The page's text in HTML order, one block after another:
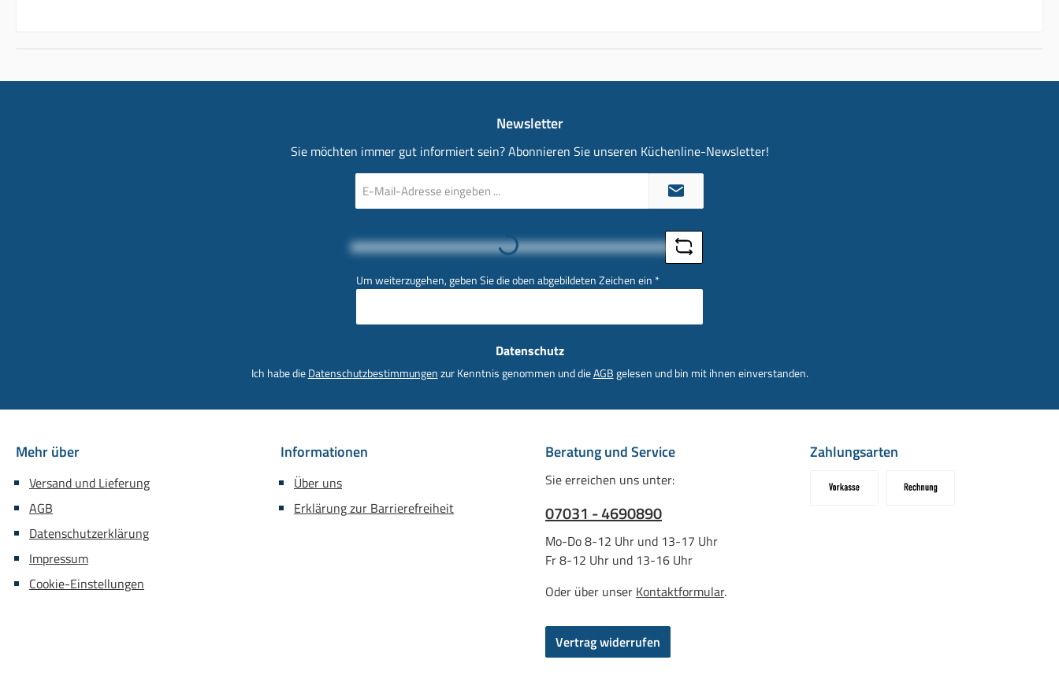
Newsletter
Sie möchten immer gut informiert sein? Abonnieren Sie unseren Küchenline-Newsletter!
Mail-
Loading...
Um weiterzugehen, geben Sie die oben abgebildeten Zeichen ein *
Datenschutz
Ich habe dieDatenschutzbestimmungenzur Kenntnis genommen und dieAGBgelesen und bin mit ihnen einverstanden.
Mehr über
Versand und Lieferung
AGB
Datenschutzerklärung
Impressum
Cookie-Einstellungen
Informationen
Über uns
Erklärung zur Barrierefreiheit
Beratung und Service
Sie erreichen uns unter:
07031 - 4690890
Mo-Do 8-12 Uhr und 13-17 Uhr
Fr 8-12 Uhr und 13-16 Uhr
Oder über unser Kontaktformular.
Vertrag widerrufen
Zahlungsarten